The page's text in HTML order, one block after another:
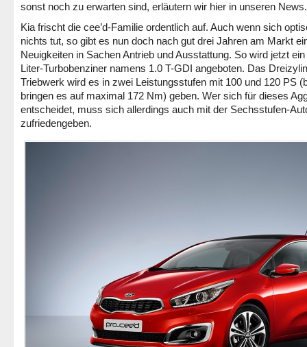
sonst noch zu erwarten sind, erläutern wir hier in unseren News.
Kia frischt die cee’d-Familie ordentlich auf. Auch wenn sich
nichts tut, so gibt es nun doch nach gut drei Jahren am Markt
Neuigkeiten in Sachen Antrieb und Ausstattung. So wird jetzt
Liter-Turbobenziner namens 1.0 T-GDI angeboten. Das
Triebwerk wird es in zwei Leistungsstufen mit 100 und 120 PS
bringen es auf maximal 172 Nm) geben. Wer sich für dieses
entscheidet, muss sich allerdings auch mit der Sechsstufen-
zufriedengeben.